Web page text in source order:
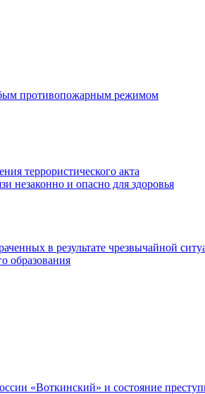
противопожарным режимом
террористического акта
и опасно для здоровья
в результате чрезвычайной
образования
«Воткинский» и состояние